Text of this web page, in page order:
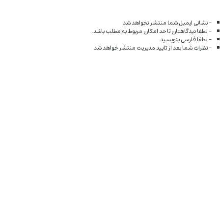
- نشانی ایمیل شما منتشر نخواهد شد.
- لطفا دیدگاهتان تا حد امکان مربوط به مطلب باشد.
- لطفا فارسی بنویسید.
- نظرات شما بعد از تایید مدیریت منتشر خواهد شد